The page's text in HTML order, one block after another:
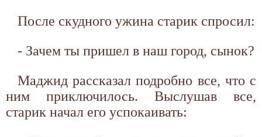
После скудного ужина старик спросил:
- Зачем ты пришел в наш город, сынок?
Маджид рассказал подробно все, что с
ним приключилось. Выслушав все,
старик начал его успокаивать: